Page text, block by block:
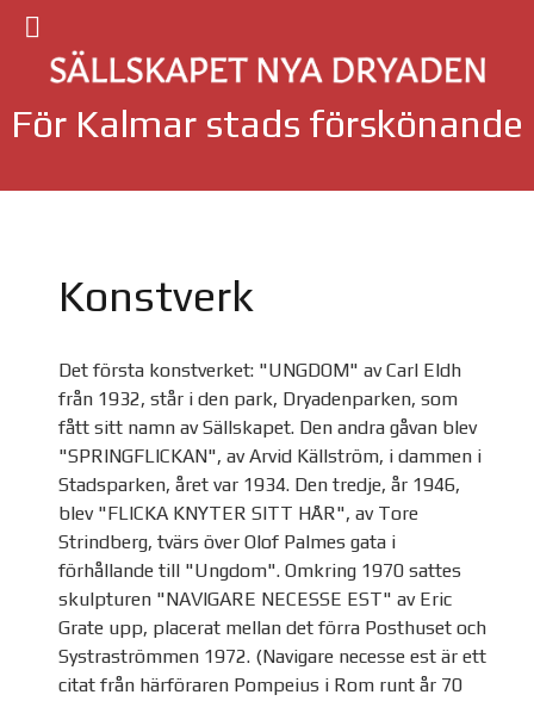
För Kalmar stads förskönande
Konstverk
Det första konstverket: "UNGDOM" av Carl Eldh
från 1932, står i den park, Dryadenparken, som
fått sitt namn av Sällskapet. Den andra gåvan blev
"SPRINGFLICKAN", av Arvid Källström, i dammen i
Stadsparken, året var 1934. Den tredje, år 1946,
blev "FLICKA KNYTER SITT HÅR", av Tore
Strindberg, tvärs över Olof Palmes gata i
förhållande till "Ungdom". Omkring 1970 sattes
skulpturen "NAVIGARE NECESSE EST" av Eric
Grate upp, placerat mellan det förra Posthuset och
Systraströmmen 1972. (Navigare necesse est är ett
citat från härföraren Pompeius i Rom runt år 70